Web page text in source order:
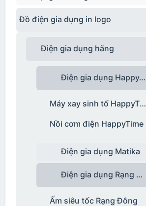
Đồ điện gia dụng in logo
Điện gia dụng hãng
Điện gia dụng HappyTime
Máy xay sinh tố HappyTime
Nồi cơm điện HappyTime
Điện gia dụng Matika
Điện gia dụng Rạng Đông
Ấm siêu tốc Rạng Đông